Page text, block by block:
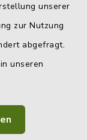
unserer
zur Nutzung
abgefragt.
unseren